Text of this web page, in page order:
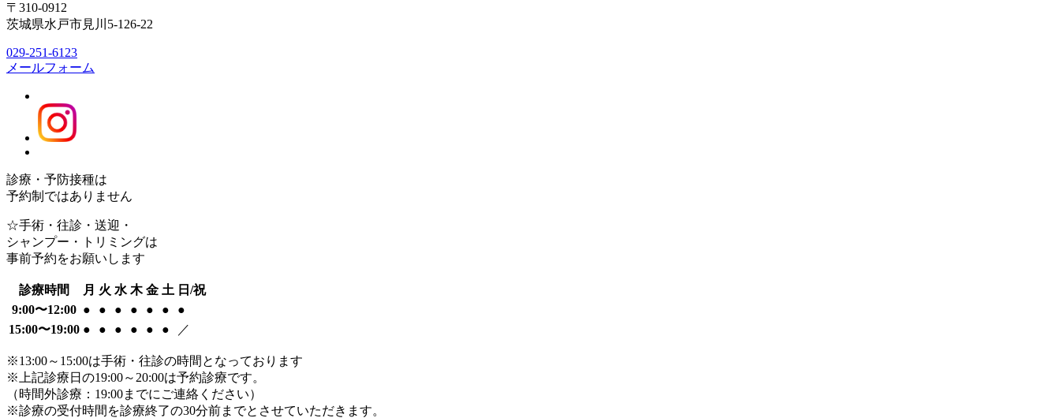
〒310-0912
茨城県水戸市見川5-126-22
029-251-6123
メールフォーム
診療・予防接種は
予約制ではありません
☆手術・往診・送迎・
シャンプー・トリミングは
事前予約をお願いします
診療時間 月 火 水 木 金 土 日/祝
9:00〜12:00 ● ● ● ● ● ●
●
15:00〜19:00 ● ● ● ● ● ● ／
※13:00～15:00は手術・往診の時間となっております
※上記診療日の19:00～20:00は予約診療です。
（時間外診療：19:00までにご連絡ください）
※診療の受付時間を診療終了の30分前までとさせていただきます。